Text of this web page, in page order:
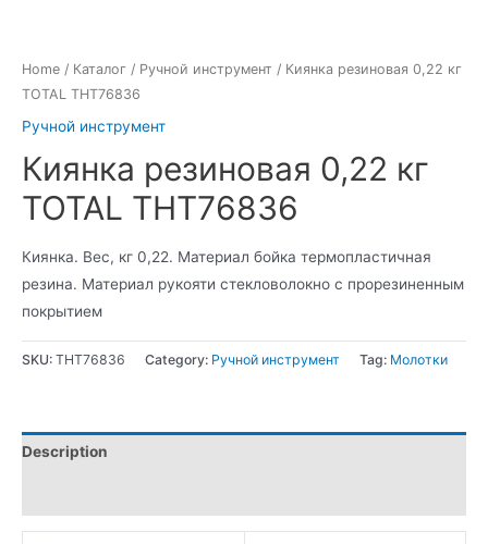
Home / Каталог / Ручной инструмент / Киянка резиновая 0,22 кг
TOTAL THT76836
Ручной инструмент
Киянка резиновая 0,22 кг
TOTAL THT76836
Киянка. Вес, кг 0,22. Материал бойка термопластичная
резина. Материал рукояти стекловолокно с прорезиненным
покрытием
SKU: THT76836 Category: Ручной инструмент Tag: Молотки
Description